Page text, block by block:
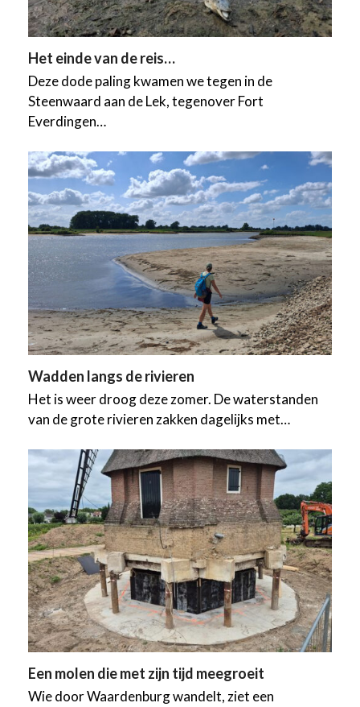
Het einde van de reis…
Deze dode paling kwamen we tegen in de
Steenwaard aan de Lek, tegenover Fort
Everdingen…
Wadden langs de rivieren
Het is weer droog deze zomer. De waterstanden
van de grote rivieren zakken dagelijks met…
Een molen die met zijn tijd meegroeit
Wie door Waardenburg wandelt, ziet een